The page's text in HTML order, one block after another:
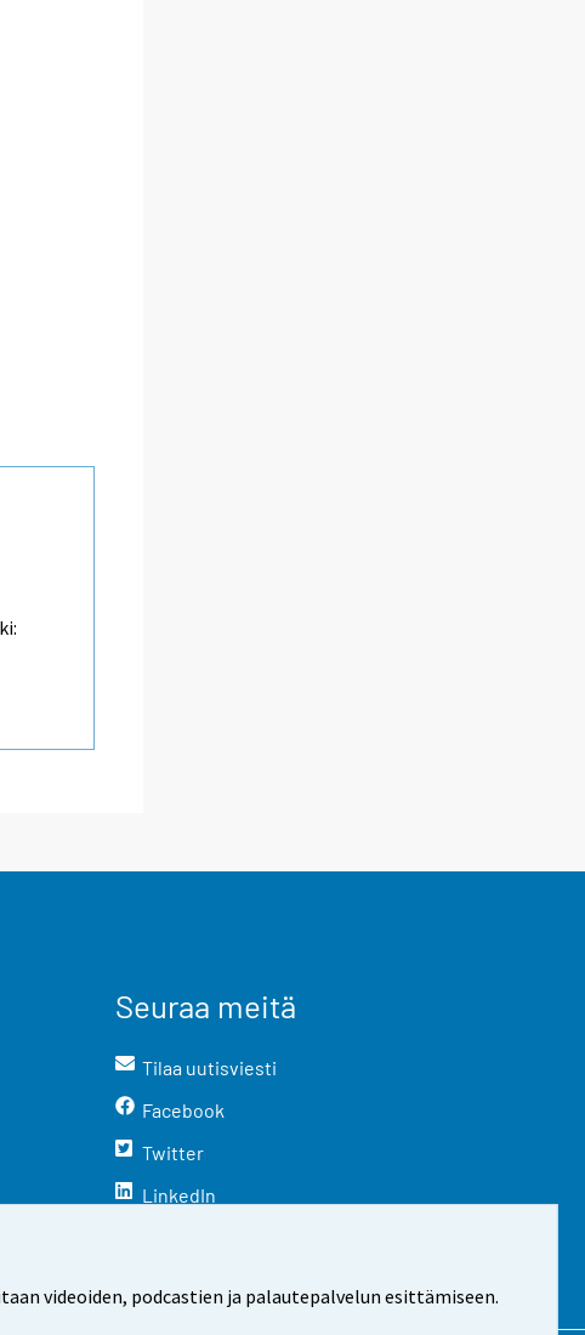
videoiden, podcastien ja palautepalvelun esittämiseen.
Seuraa meitä
Tilaa uutisviesti
Facebook
Twitter
LinkedIn